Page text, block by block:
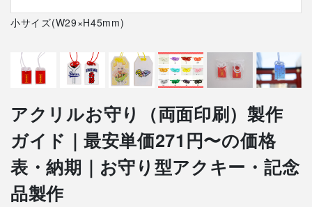
アクリルお守り（両面印刷）製作
ガイド｜最安単価271円〜の価格
表・納期｜お守り型アクキー・記念
品製作
小サイズ(W29×H45mm)